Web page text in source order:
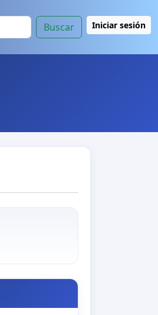
Buscar Iniciar sesión